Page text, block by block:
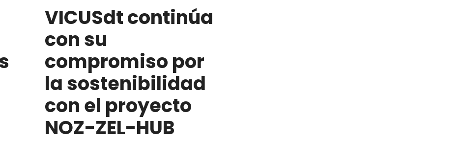
VICUSdt continúa
con su
compromiso por
la sostenibilidad
con el proyecto
NOZ-ZEL-HUB